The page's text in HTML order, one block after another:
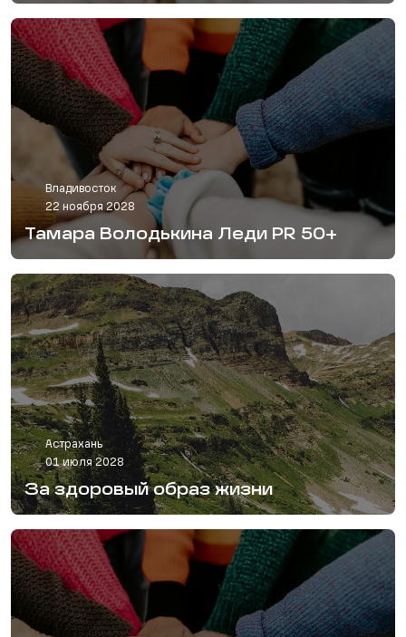
Владивосток
22 ноября 2028
Тамара Володькина Леди PR 50+
Астрахань
01 июля 2028
За здоровый образ жизни